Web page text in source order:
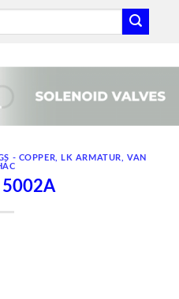
- COPPER LK ARMATUR
VAN
5002A